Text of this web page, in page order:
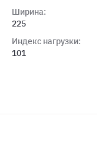
Ширина:
225
Индекс нагрузки:
101